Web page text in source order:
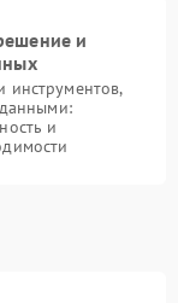
и
инструментов,
и